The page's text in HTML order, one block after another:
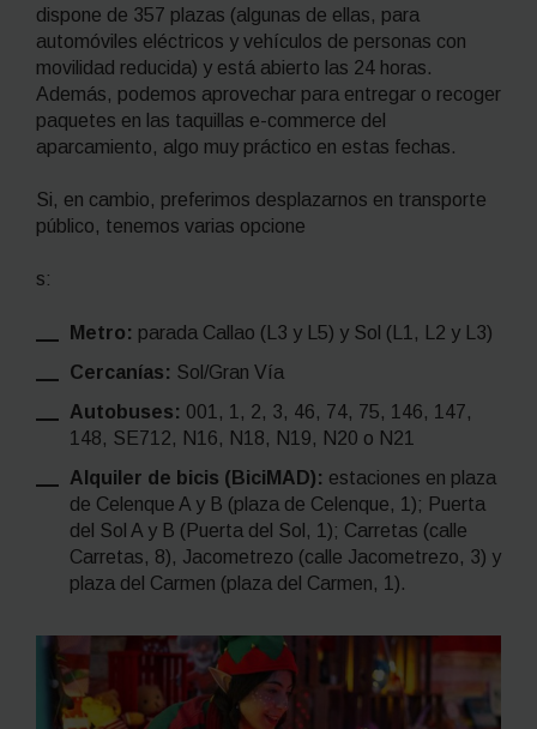
dispone de 357 plazas (algunas de ellas, para
automóviles eléctricos y vehículos de personas con
movilidad reducida) y está abierto las 24 horas.
Además, podemos aprovechar para entregar o recoger
paquetes en las taquillas e-commerce del
aparcamiento, algo muy práctico en estas fechas.
Si, en cambio, preferimos desplazarnos en transporte
público, tenemos varias opcione
s:
Metro: parada Callao (L3 y L5) y Sol (L1, L2 y L3)
Cercanías: Sol/Gran Vía
Autobuses: 001, 1, 2, 3, 46, 74, 75, 146, 147,
148, SE712, N16, N18, N19, N20 o N21
Alquiler de bicis (BiciMAD): estaciones en plaza
de Celenque A y B (plaza de Celenque, 1); Puerta
del Sol A y B (Puerta del Sol, 1); Carretas (calle
Carretas, 8), Jacometrezo (calle Jacometrezo, 3) y
plaza del Carmen (plaza del Carmen, 1).